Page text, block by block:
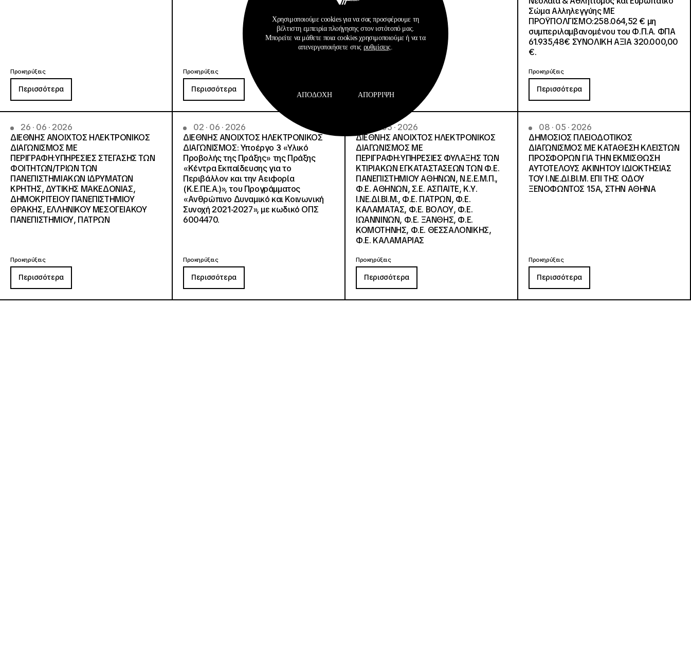
Προκηρύξεις
Περισσότερα
Προκηρύξεις
Περισσότερα
Σώμα Αλληλεγγύης ΜΕ
ΠΡΟΫΠΟΛΓΙΣΜΟ:258.064,52 € μη
συμπεριλαμβανομένου του Φ.Π.Α. ΦΠΑ
61.935,48€ ΣΥΝΟΛΙΚΗ ΑΞΙΑ 320.000,00
€.
Προκηρύξεις
Περισσότερα
26 · 06 · 2026
ΔΙΕΘΝΗΣ ΑΝΟΙΧΤΟΣ ΗΛΕΚΤΡΟΝΙΚΟΣ
ΔΙΑΓΩΝΙΣΜΟΣ ΜΕ
ΠΕΡΙΓΡΑΦΗ:ΥΠΗΡΕΣΙΕΣ ΣΤΕΓΑΣΗΣ ΤΩΝ
ΦΟΙΤΗΤΩΝ/ΤΡΙΩΝ ΤΩΝ
ΠΑΝΕΠΙΣΤΗΜΙΑΚΩΝ ΙΔΡΥΜΑΤΩΝ
KΡΗΤΗΣ, ΔΥΤΙΚΗΣ ΜΑΚΕΔΟΝΙΑΣ,
ΔΗΜΟΚΡΙΤΕΙΟΥ ΠΑΝΕΠΙΣΤΗΜΙΟΥ
ΘΡΑΚΗΣ, ΕΛΛΗΝΙΚΟΥ ΜΕΣΟΓΕΙΑΚΟΥ
ΠΑΝΕΠΙΣΤΗΜΙΟΥ, ΠΑΤΡΩΝ
Προκηρύξεις
Περισσότερα
02 · 06 · 2026
ΔΙΕΘΝΗΣ ΑΝΟΙΧΤΟΣ ΗΛΕΚΤΡΟΝΙΚΟΣ
ΔΙΑΓΩΝΙΣΜΟΣ: Υποέργο 3 «Υλικό
Προβολής της Πράξης» της Πράξης
«Κέντρα Εκπαίδευσης για το
Περιβάλλον και την Αειφορία
(Κ.Ε.ΠΕ.Α.)», του Προγράμματος
«Ανθρώπινο Δυναμικό και Κοινωνική
Συνοχή 2021-2027», με κωδικό ΟΠΣ
6004470.
Προκηρύξεις
Περισσότερα
26 · 05 · 2026
ΔΙΕΘΝΗΣ ΑΝΟΙΧΤΟΣ ΗΛΕΚΤΡΟΝΙΚΟΣ
ΔΙΑΓΩΝΙΣΜΟΣ ΜΕ
ΠΕΡΙΓΡΑΦΗ:ΥΠΗΡΕΣΙΕΣ ΦΥΛΑΞΗΣ ΤΩΝ
ΚΤΙΡΙΑΚΩΝ ΕΓΚΑΤΑΣΤΑΣΕΩΝ ΤΩΝ Φ.Ε.
ΠΑΝΕΠΙΣΤΗΜΙΟΥ ΑΘΗΝΩΝ, Ν.Ε.Ε.Μ.Π.,
Φ.Ε. ΑΘΗΝΩΝ, Σ.Ε. ΑΣΠΑΙΤΕ, Κ.Υ.
Ι.ΝΕ.ΔΙ.ΒΙ.Μ., Φ.Ε. ΠΑΤΡΩΝ, Φ.Ε.
ΚΑΛΑΜΑΤΑΣ, Φ.Ε. ΒΟΛΟΥ, Φ.Ε.
ΙΩΑΝΝΙΝΩΝ, Φ.Ε. ΞΑΝΘΗΣ, Φ.Ε.
ΚΟΜΟΤΗΝΗΣ, Φ.Ε. ΘΕΣΣΑΛΟΝΙΚΗΣ,
Φ.Ε. ΚΑΛΑΜΑΡΙΑΣ
Προκηρύξεις
Περισσότερα
08 · 05 · 2026
ΔΗΜΟΣΙΟΣ ΠΛΕΙΟΔΟΤΙΚΟΣ
ΔΙΑΓΩΝΙΣΜΟΣ ΜΕ ΚΑΤΑΘΕΣΗ ΚΛΕΙΣΤΩΝ
ΠΡΟΣΦΟΡΩΝ ΓΙΑ ΤΗΝ ΕΚΜΙΣΘΩΣΗ
ΑΥΤΟΤΕΛΟΥΣ ΑΚΙΝΗΤΟΥ ΙΔΙΟΚΤΗΣΙΑΣ
ΤΟΥ Ι.ΝΕ.ΔΙ.ΒΙ.Μ. ΕΠΙ ΤΗΣ ΟΔΟΥ
ΞΕΝΟΦΩΝΤΟΣ 15Α, ΣΤΗΝ ΑΘΗΝΑ
Προκηρύξεις
Περισσότερα
Χρησιμοποιούμε cookies για να σας προσφέρουμε τη
βέλτιστη εμπειρία πλοήγησης στον ιστότοπό μας.
Μπορείτε να μάθετε ποια cookies χρησιμοποιούμε ή να τα
απενεργοποιήσετε στις ρυθμίσεις
ΑΠΟΔΟΧΉ ΑΠΌΡΡΙΨΗ